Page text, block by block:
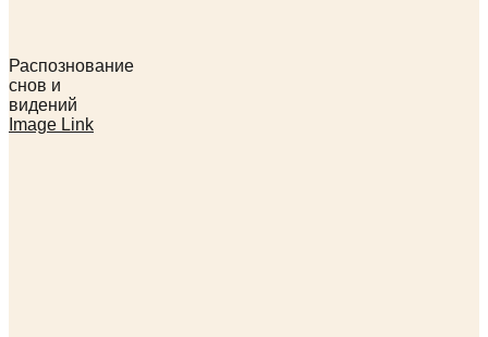
Распознование
снов и
видений
Image Link